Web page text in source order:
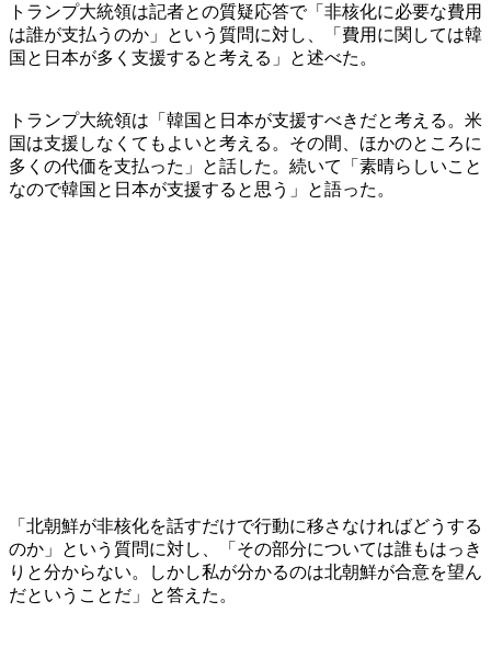
トランプ大統領は記者との質疑応答で「非核化に必要な費用
は誰が支払うのか」という質問に対し、「費用に関しては韓
国と日本が多く支援すると考える」と述べた。
トランプ大統領は「韓国と日本が支援すべきだと考える。米
国は支援しなくてもよいと考える。その間、ほかのところに
多くの代価を支払った」と話した。続いて「素晴らしいこと
なので韓国と日本が支援すると思う」と語った。
「北朝鮮が非核化を話すだけで行動に移さなければどうする
のか」という質問に対し、「その部分については誰もはっき
りと分からない。しかし私が分かるのは北朝鮮が合意を望ん
だということだ」と答えた。